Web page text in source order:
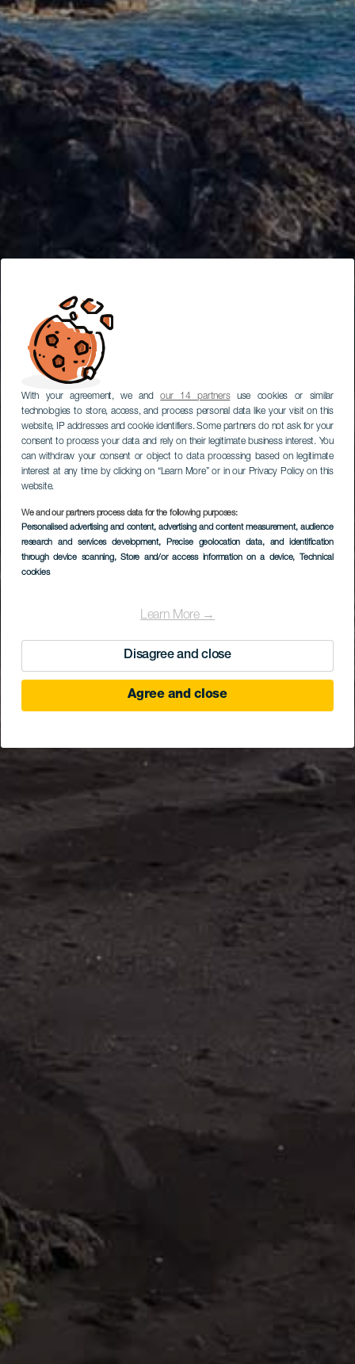
With your agreement, we andour 14 partnersuse cookies or similar
technologies to store, access, and process personal data like your visit on this
website, IP addresses and cookie identifiers. Some partners do not ask for your
consent to process your data and rely on their legitimate business interest. You
can withdraw your consent or object to data processing based on legitimate
interest at any time by clicking on “Learn More” or in our Privacy Policy on this
website.
We and our partners process data for the following purposes:
Personalised advertising and content, advertising and content measurement, audience
research and services development, Precise geolocation data, and identification
through device scanning, Store and/or access information on a device, Technical
cookies
Learn More →
Disagree and close
Agree and close